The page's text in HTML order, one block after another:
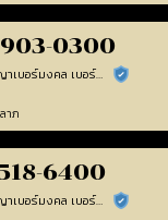
0300
อภิญญาเบอร์มงคล เบอร์สวยเลขศาสตร์ ร้านยืนยันแล้ว
าภ
6400
อภิญญาเบอร์มงคล เบอร์สวยเลขศาสตร์ ร้านยืนยันแล้ว